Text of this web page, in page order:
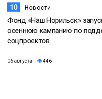
10 Новости
Фонд «Наш Норильск»
осеннюю кампанию по
соцпроектов
06 августа 446